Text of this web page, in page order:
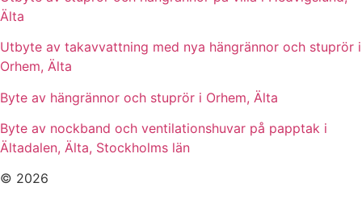
Älta
Utbyte av takavvattning med nya hängrännor och stuprör i
Orhem, Älta
Byte av hängrännor och stuprör i Orhem, Älta
Byte av nockband och ventilationshuvar på papptak i
Ältadalen, Älta, Stockholms län
© 2026